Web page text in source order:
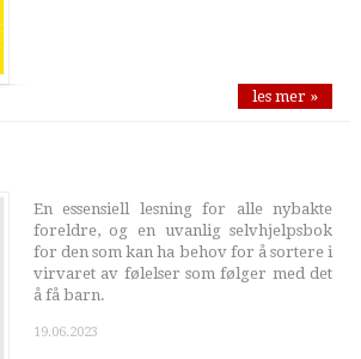
les mer »
En essensiell lesning for alle nybakte
foreldre, og en uvanlig selvhjelpsbok
for den som kan ha behov for å sortere i
virvaret av følelser som følger med det
å få barn.
19.06.2023